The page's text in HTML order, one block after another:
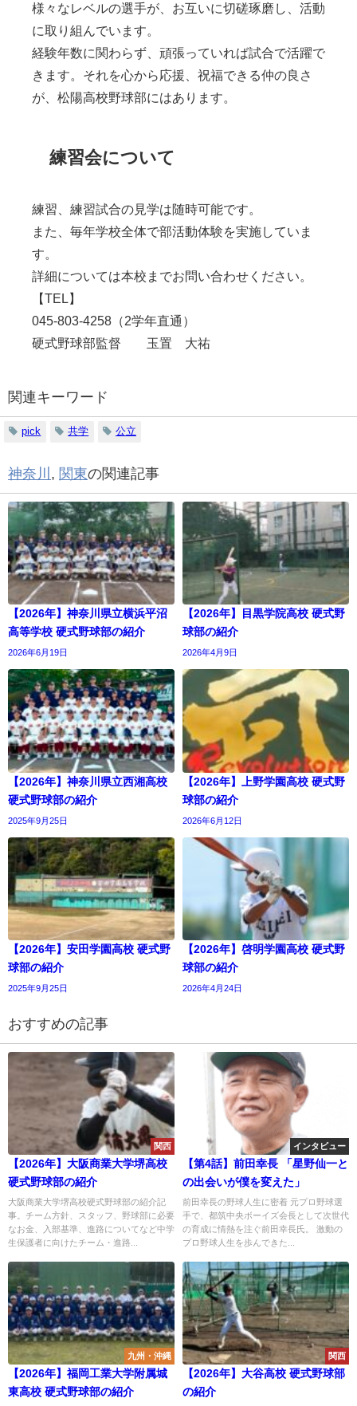
様々なレベルの選手が、お互いに切磋琢磨し、活動
に取り組んでいます。
経験年数に関わらず、頑張っていれば試合で活躍で
きます。それを心から応援、祝福できる仲の良さ
が、松陽高校野球部にはあります。
練習会について
練習、練習試合の見学は随時可能です。
また、毎年学校全体で部活動体験を実施していま
す。
詳細については本校までお問い合わせください。
【TEL】
045-803-4258（2学年直通）
硬式野球部監督 玉置 大祐
関連キーワード
pick 共学 公立
神奈川 , 関東の関連記事
【2026年】神奈川県立横浜平沼
高等学校 硬式野球部の紹介
2026年6月19日
【2026年】目黒学院高校 硬式野
球部の紹介
2026年4月9日
【2026年】神奈川県立西湘高校
硬式野球部の紹介
2025年9月25日
【2026年】上野学園高校 硬式野
球部の紹介
2026年6月12日
【2026年】安田学園高校 硬式野
球部の紹介
2025年9月25日
【2026年】啓明学園高校 硬式野
球部の紹介
2026年4月24日
おすすめの記事
関西
【2026年】大阪商業大学堺高校
硬式野球部の紹介
大阪商業大学堺高校硬式野球部の紹介記
事。チーム方針、スタッフ、野球部に必要
なお金、入部基準、進路についてなど中学
生保護者に向けたチーム・進路...
インタビュー
【第4話】前田幸長 「星野仙一と
の出会いが僕を変えた」
前田幸長の野球人生に密着 元プロ野球選
手で、都筑中央ボーイズ会長として次世代
の育成に情熱を注ぐ前田幸長氏。 激動の
プロ野球人生を歩んできた...
九州・沖縄
【2026年】福岡工業大学附属城
東高校 硬式野球部の紹介
関西
【2026年】大谷高校 硬式野球部
の紹介